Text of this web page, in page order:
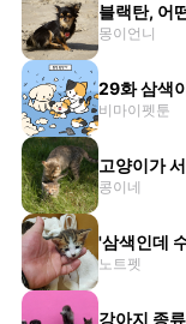
블랙탄, 어
몽이언니
29화 삼색
비마이펫툰
고양이가
콩이네
'삼색인데
노트펫
강아지 종